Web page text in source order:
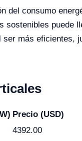
del consumo
puede
más eficientes,
Precio (USD)
4392.00